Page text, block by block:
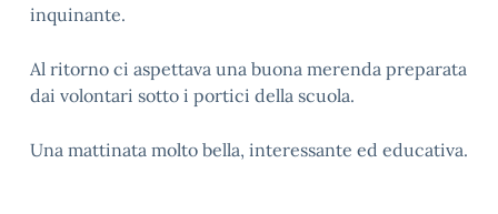
inquinante.
Al ritorno ci aspettava una buona merenda preparata
dai volontari sotto i portici della scuola.
Una mattinata molto bella, interessante ed educativa.